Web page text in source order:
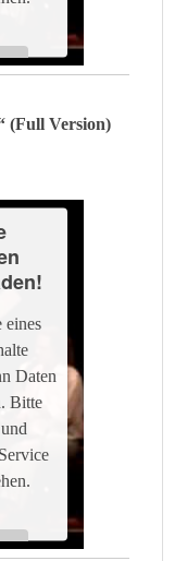
(Full Version)
eines
Daten
Bitte